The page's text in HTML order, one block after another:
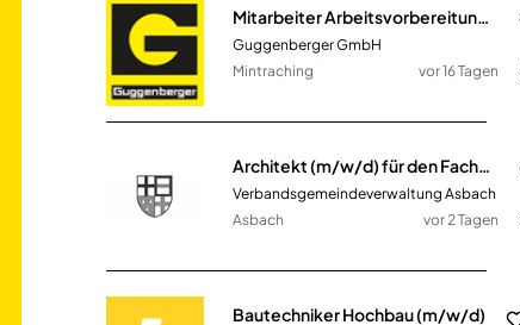
Mitarbeiter Arbeitsvorbereitung (m/w/d) im Bereich Hoch- und SF-Bau
Guggenberger GmbH
Mintraching
vor 16 Tagen
Architekt (m/w/d) für den Fachbereich Hochbau
Verbandsgemeindeverwaltung Asbach
Asbach
vor 2 Tagen
Bautechniker Hochbau (m/w/d)